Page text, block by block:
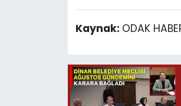
Kaynak: ODAK